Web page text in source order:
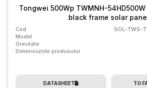
Tongwei 500Wp TWMNH-
black frame solar
Cod
SOL-TWS-
Model
Greutate
Dimensiunile produsului
DATASHEET TO